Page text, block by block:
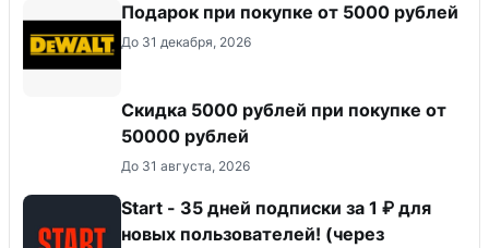
Подарок при покупке от 5000 рублей
До 31 декабря, 2026
Скидка 5000 рублей при покупке от
50000 рублей
До 31 августа, 2026
Start - 35 дней подписки за 1 ₽ для
новых пользователей! (через